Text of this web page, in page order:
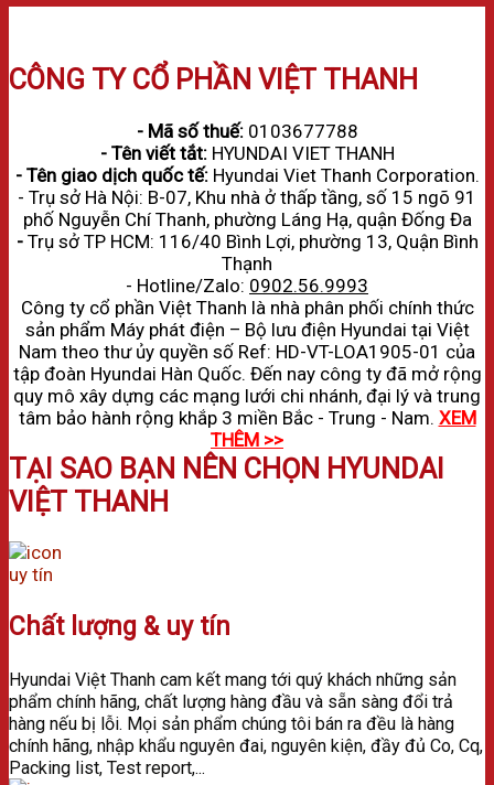
CÔNG TY CỔ PHẦN VIỆT THANH
- Mã số thuế:0103677788
- Tên viết tắt:HYUNDAI VIET THANH
- Tên giao dịch quốc tế:Hyundai Viet Thanh Corporation.
- Trụ sở Hà Nội: B-07, Khu nhà ở thấp tầng, số 15 ngõ 91
phố Nguyễn Chí Thanh, phường Láng Hạ, quận Đống Đa
- Trụ sở TP HCM: 116/40 Bình Lợi, phường 13, Quận Bình
Thạnh
- Hotline/Zalo: 0902.56.9993
Công ty cổ phần Việt Thanh là nhà phân phối chính thức
sản phẩm Máy phát điện – Bộ lưu điện Hyundai tại Việt
Nam theo thư ủy quyền số Ref: HD-VT-LOA1905-01 của
tập đoàn Hyundai Hàn Quốc. Đến nay công ty đã mở rộng
quy mô xây dựng các mạng lưới chi nhánh, đại lý và trung
tâm bảo hành rộng khắp 3 miền Bắc - Trung - Nam. XEM
THÊM >>
TẠI SAO BẠN NÊN CHỌN HYUNDAI
VIỆT THANH
Chất lượng & uy tín
Hyundai Việt Thanh cam kết mang tới quý khách những sản
phẩm chính hãng, chất lượng hàng đầu và sẵn sàng đổi trả
hàng nếu bị lỗi. Mọi sản phẩm chúng tôi bán ra đều là hàng
chính hãng, nhập khẩu nguyên đai, nguyên kiện, đầy đủ Co, Cq,
Packing list, Test report,...